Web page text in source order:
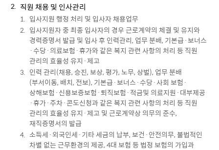
직원 채용 및 인사관리
입사지원 행정 처리 및 입사자 채용업무
입사지원자 중 최종 입사자의 경우 근로계약의 체결 및 유지와
경력증명서 발급 및 입사 후 인력관리, 업무 분배, 기본급·보너스
·수당·의료보험·휴가와 같은 복지 관련 사항의 처리 등 직원
관리의 효율성 유지·제고
인력 관리(채용, 승진, 보상, 평가, 노무, 상벌), 업무 분배
(부서이동, 배치, 전보), 기본급·보너스·수당·사회 보험·
상해보험·신용보증보험·퇴직보험·적금및 의료지원·대부제공
·휴가·주차·콘도신청과 같은 복지 관련 사항의 처리 등 직원
관리의 효율성 유지·제고 및 근로계약상 의무의 준수,
재직증명서의 발급
소득세·외국인세·기타 세금의 납부, 보건·안전의무, 불법적인
차별 없는 근무환경의 제공, 4대 보험 등 법정 보험의 가입과